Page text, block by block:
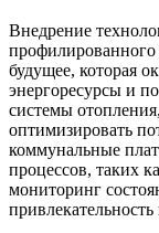
Внедрение
профилированного
будущее, которая
энергоресурсы и
системы
оптимизировать
коммунальные
процессов, таких
мониторинг